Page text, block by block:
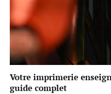
Votre imprimerie
guide complet